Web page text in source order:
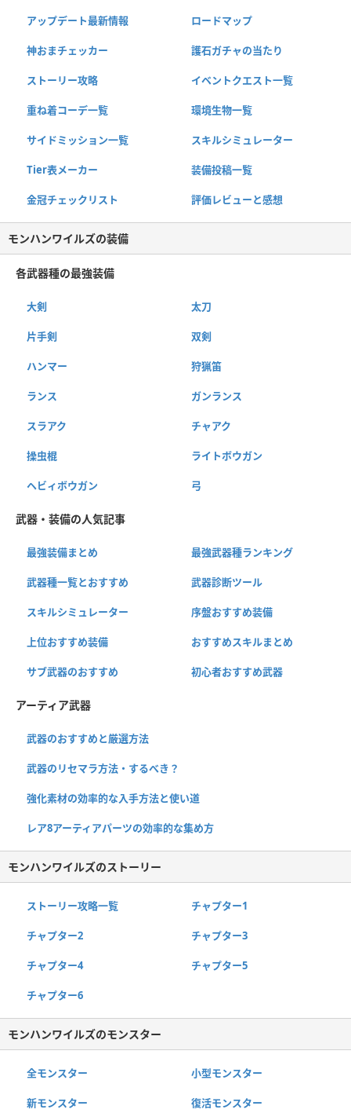
アップデート最新情報 ロードマップ
神おまチェッカー 護石ガチャの当たり
ストーリー攻略 イベントクエスト一覧
重ね着コーデ一覧 環境生物一覧
サイドミッション一覧 スキルシミュレーター
Tier表メーカー 装備投稿一覧
金冠チェックリスト 評価レビューと感想
モンハンワイルズの装備
各武器種の最強装備
大剣 太刀
片手剣 双剣
ハンマー 狩猟笛
ランス ガンランス
スラアク チャアク
操虫棍 ライトボウガン
ヘビィボウガン 弓
武器・装備の人気記事
最強装備まとめ 最強武器種ランキング
武器種一覧とおすすめ 武器診断ツール
スキルシミュレーター 序盤おすすめ装備
上位おすすめ装備 おすすめスキルまとめ
サブ武器のおすすめ 初心者おすすめ武器
アーティア武器
武器のおすすめと厳選方法
武器のリセマラ方法・するべき？
強化素材の効率的な入手方法と使い道
レア8アーティアパーツの効率的な集め方
モンハンワイルズのストーリー
ストーリー攻略一覧 チャプター1
チャプター2 チャプター3
チャプター4 チャプター5
チャプター6
モンハンワイルズのモンスター
全モンスター 小型モンスター
新モンスター 復活モンスター